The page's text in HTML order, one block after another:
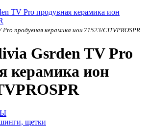
продувная керамика ион 71523/CITVPROSPR
Gsrden TV Pro
керамика ион
щетки